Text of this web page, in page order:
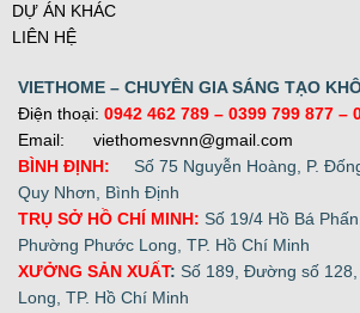
DỰ ÁN KHÁC
LIÊN HỆ
VIETHOME – CHUYÊN GIA SÁNG TẠO
Điện thoại: 0942 462 789 – 0399 799 877 –
Email: viethomesvnn@gmail.com
BÌNH ĐỊNH:
Số 75 Nguyễn Hoàng, P.
Quy Nhơn, Bình Định
TRỤ SỞ HỒ CHÍ MINH: Số 19/4 Hồ Bá
Phường Phước Long, TP. Hồ Chí Minh
XƯỞNG SẢN XUẤT: Số 189, Đường số
Long, TP. Hồ Chí Minh